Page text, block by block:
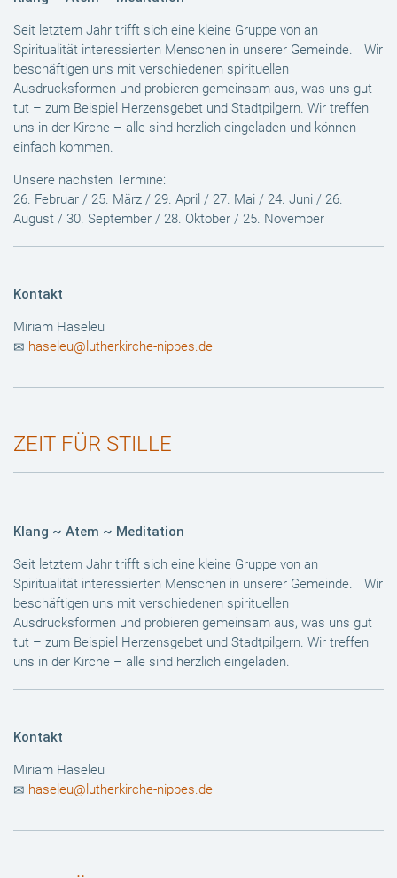
Seit letztem Jahr trifft sich eine kleine Gruppe von an
Spiritualität interessierten Menschen in unserer Gemeinde. Wir
beschäftigen uns mit verschiedenen spirituellen
Ausdrucksformen und probieren gemeinsam aus, was uns gut
tut – zum Beispiel Herzensgebet und Stadtpilgern. Wir treffen
uns in der Kirche – alle sind herzlich eingeladen und können
einfach kommen.
Unsere nächsten Termine:
26. Februar / 25. März / 29. April / 27. Mai / 24. Juni / 26.
August / 30. September / 28. Oktober / 25. November
Kontakt
Miriam Haseleu
haseleu@lutherkirche-nippes.de
ZEIT FÜR STILLE
Klang ~ Atem ~ Meditation
Seit letztem Jahr trifft sich eine kleine Gruppe von an
Spiritualität interessierten Menschen in unserer Gemeinde. Wir
beschäftigen uns mit verschiedenen spirituellen
Ausdrucksformen und probieren gemeinsam aus, was uns gut
tut – zum Beispiel Herzensgebet und Stadtpilgern. Wir treffen
uns in der Kirche – alle sind herzlich eingeladen.
Kontakt
Miriam Haseleu
haseleu@lutherkirche-nippes.de